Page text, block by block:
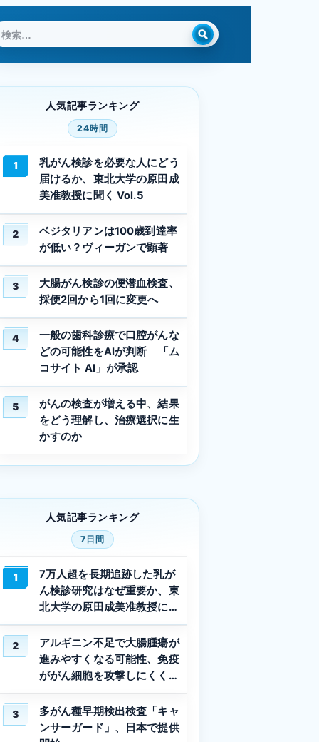
検
人気記事ランキング
24時間
1
乳がん検診を必要な人にどう
届けるか、東北大学の原田成
美准教授に聞く Vol.5
2
ベジタリアンは100歳到達率
が低い？ヴィーガンで顕著
3
大腸がん検診の便潜血検査、
採便2回から1回に変更へ
4
一般の歯科診療で口腔がんな
どの可能性をAIが判断 「ム
コサイト AI」が承認
5
がんの検査が増える中、結果
をどう理解し、治療選択に生
かすのか
人気記事ランキング
7日間
1
7万人超を長期追跡した乳が
ん検診研究はなぜ重要か、東
北大学の原田成美准教授に聞
く Vol.3
2
アルギニン不足で大腸腫瘍が
進みやすくなる可能性、免疫
ががん細胞を攻撃しにくくな
る仕組みを解明
3
多がん種早期検出検査「キャ
ンサーガード」、日本で提供